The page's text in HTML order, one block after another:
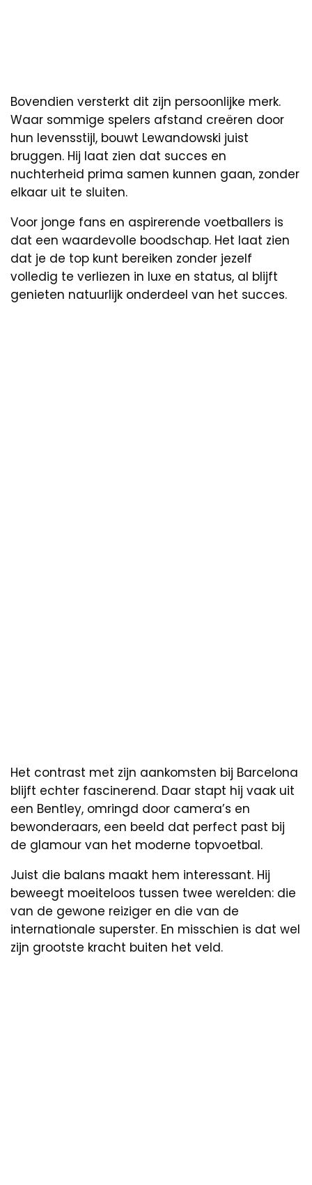
Bovendien versterkt dit zijn persoonlijke merk.
Waar sommige spelers afstand creëren door
hun levensstijl, bouwt Lewandowski juist
bruggen. Hij laat zien dat succes en
nuchterheid prima samen kunnen gaan, zonder
elkaar uit te sluiten.
Voor jonge fans en aspirerende voetballers is
dat een waardevolle boodschap. Het laat zien
dat je de top kunt bereiken zonder jezelf
volledig te verliezen in luxe en status, al blijft
genieten natuurlijk onderdeel van het succes.
Het contrast met zijn aankomsten bij Barcelona
blijft echter fascinerend. Daar stapt hij vaak uit
een Bentley, omringd door camera’s en
bewonderaars, een beeld dat perfect past bij
de glamour van het moderne topvoetbal.
Juist die balans maakt hem interessant. Hij
beweegt moeiteloos tussen twee werelden: die
van de gewone reiziger en die van de
internationale superster. En misschien is dat wel
zijn grootste kracht buiten het veld.